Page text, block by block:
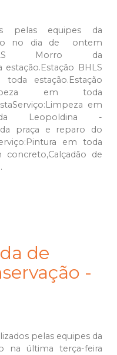
pelas equipes da
no dia de ontem
BHLS Morro da
BHLS
toda estação.Estação
em toda
em
Leopoldina -
praça e reparo do
em toda
de
de
-
pelas equipes da
na última terça-feira